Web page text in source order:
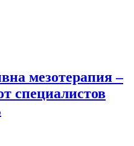
мезотерапия –
специалистов